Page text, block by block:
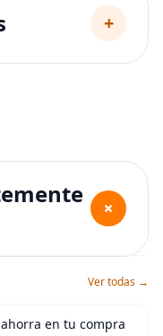
+
+
Ver todas →
en tu compra